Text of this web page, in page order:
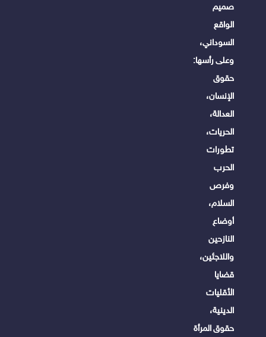
صميم
الواقع
السوداني،
وعلى رأسها:
حقوق
الإنسان،
العدالة،
الحريات،
تطورات
الحرب
وفرص
السلام،
أوضاع
النازحين
واللاجئين،
قضايا
الأقليات
الدينية،
حقوق المرأة